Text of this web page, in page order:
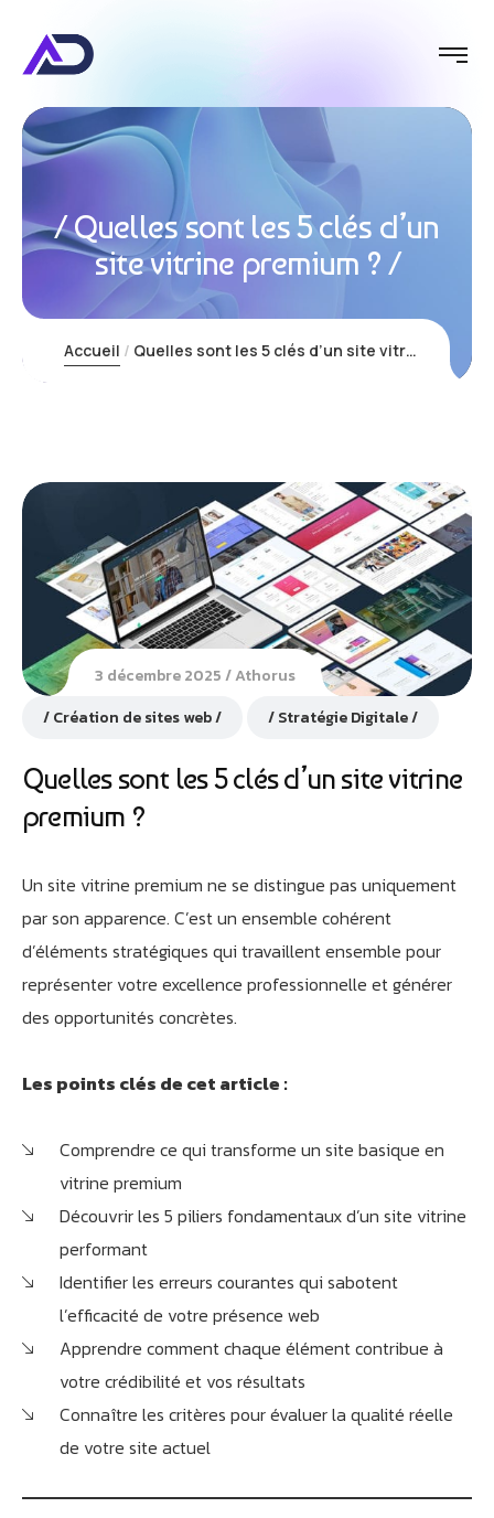
Quelles sont les 5 clés d’un
site vitrine premium ?
Accueil Quelles sont les 5 clés d’un site vitrine premium ?
3 décembre 2025
Athorus
Création de sites web
Stratégie Digitale
Quelles sont les 5 clés d’un site vitrine
premium ?
Un site vitrine premium ne se distingue pas uniquement
par son apparence. C’est un ensemble cohérent
d’éléments stratégiques qui travaillent ensemble pour
représenter votre excellence professionnelle et générer
des opportunités concrètes.
Les points clés de cet article :
Comprendre ce qui transforme un site basique en
vitrine premium
Découvrir les 5 piliers fondamentaux d’un site vitrine
performant
Identifier les erreurs courantes qui sabotent
l’efficacité de votre présence web
Apprendre comment chaque élément contribue à
votre crédibilité et vos résultats
Connaître les critères pour évaluer la qualité réelle
de votre site actuel